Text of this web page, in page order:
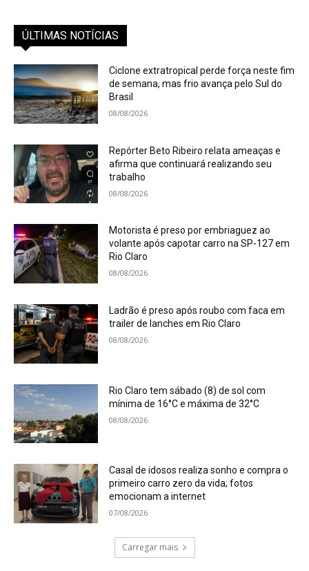
ÚLTIMAS NOTÍCIAS
Ciclone extratropical perde força neste fim
de semana, mas frio avança pelo Sul do
Brasil
08/08/2026
Repórter Beto Ribeiro relata ameaças e
afirma que continuará realizando seu
trabalho
08/08/2026
Motorista é preso por embriaguez ao
volante após capotar carro na SP-127 em
Rio Claro
08/08/2026
Ladrão é preso após roubo com faca em
trailer de lanches em Rio Claro
08/08/2026
Rio Claro tem sábado (8) de sol com
mínima de 16°C e máxima de 32°C
08/08/2026
Casal de idosos realiza sonho e compra o
primeiro carro zero da vida; fotos
emocionam a internet
07/08/2026
Carregar mais